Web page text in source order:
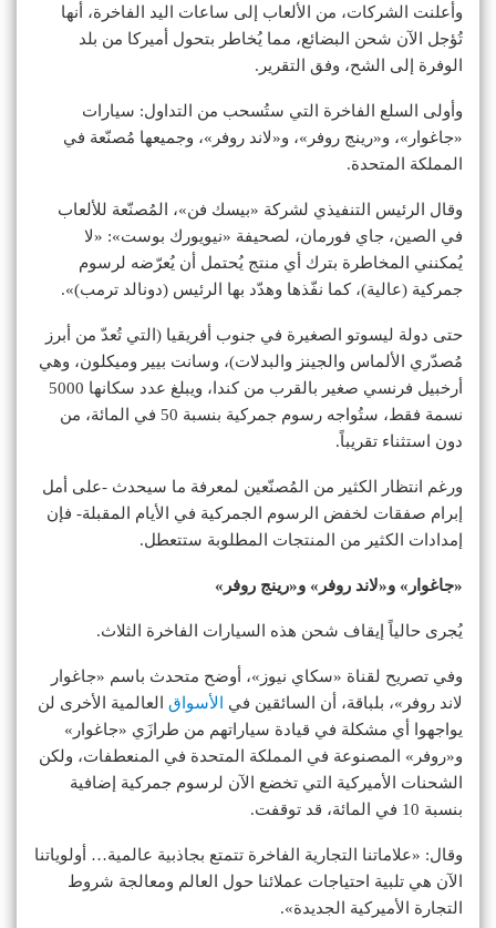
وأعلنت الشركات، من الألعاب إلى ساعات اليد الفاخرة، أنها
تُؤجل الآن شحن البضائع، مما يُخاطر بتحول أميركا من بلد
الوفرة إلى الشح، وفق التقرير.
وأولى السلع الفاخرة التي ستُسحب من التداول: سيارات
«جاغوار»، و«رينج روفر»، و«لاند روفر»، وجميعها مُصنّعة في
المملكة المتحدة.
وقال الرئيس التنفيذي لشركة «بيسك فن»، المُصنّعة للألعاب
في الصين، جاي فورمان، لصحيفة «نيويورك بوست»: «لا
يُمكنني المخاطرة بترك أي منتج يُحتمل أن يُعرّضه لرسوم
جمركية (عالية)، كما نفّذها وهدّد بها الرئيس (دونالد ترمب)».
حتى دولة ليسوتو الصغيرة في جنوب أفريقيا (التي تُعدّ من أبرز
مُصدّري الألماس والجينز والبدلات)، وسانت بيير وميكلون، وهي
أرخبيل فرنسي صغير بالقرب من كندا، ويبلغ عدد سكانها 5000
نسمة فقط، ستُواجه رسوم جمركية بنسبة 50 في المائة، من
دون استثناء تقريباً.
ورغم انتظار الكثير من المُصنّعين لمعرفة ما سيحدث -على أمل
إبرام صفقات لخفض الرسوم الجمركية في الأيام المقبلة- فإن
إمدادات الكثير من المنتجات المطلوبة ستتعطل.
«جاغوار» و«لاند روفر» و«رينج روفر»
يُجرى حالياً إيقاف شحن هذه السيارات الفاخرة الثلاث.
وفي تصريح لقناة «سكاي نيوز»، أوضح متحدث باسم «جاغوار
لاند روفر»، بلباقة، أن السائقين في
الأسواق العالمية الأخرى لن
يواجهوا أي مشكلة في قيادة سياراتهم من طرازَي «جاغوار»
و«روفر» المصنوعة في المملكة المتحدة في المنعطفات، ولكن
الشحنات الأميركية التي تخضع الآن لرسوم جمركية إضافية
بنسبة 10 في المائة، قد توقفت.
وقال: «علاماتنا التجارية الفاخرة تتمتع بجاذبية عالمية… أولوياتنا
الآن هي تلبية احتياجات عملائنا حول العالم ومعالجة شروط
التجارة الأميركية الجديدة».